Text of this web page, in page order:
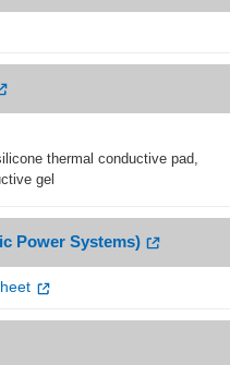
thermal conductive pad,
gel
Power Systems)